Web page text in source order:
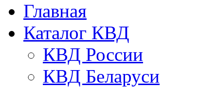
Главная
Каталог КВД
КВД России
КВД Беларуси